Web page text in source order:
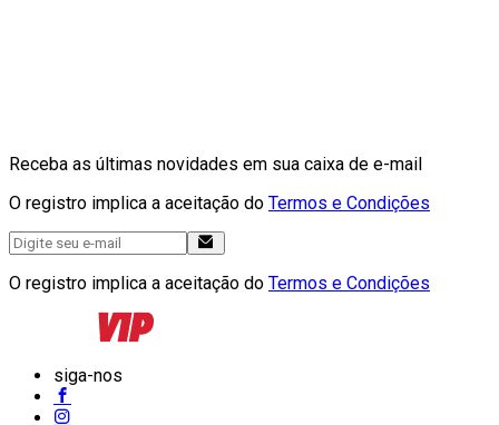
Receba as últimas novidades em sua caixa de e-mail
O registro implica a aceitação do Termos e Condições
O registro implica a aceitação do Termos e Condições
siga-nos